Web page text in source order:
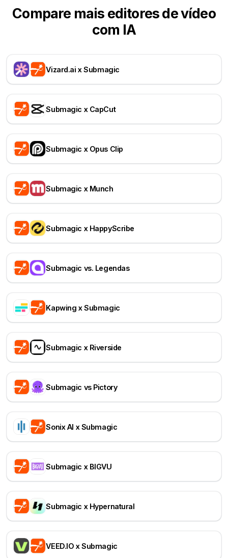
Compare mais editores de vídeo
com IA
Vizard.ai x Submagic
Submagic x CapCut
Submagic x Opus Clip
Submagic x Munch
Submagic x HappyScribe
Submagic vs. Legendas
Kapwing x Submagic
Submagic x Riverside
Submagic vs Pictory
Sonix AI x Submagic
Submagic x BIGVU
Submagic x Hypernatural
VEED.IO x Submagic